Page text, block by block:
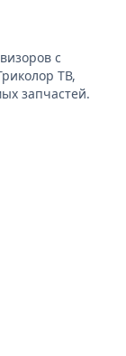
с
ТВ,
запчастей.